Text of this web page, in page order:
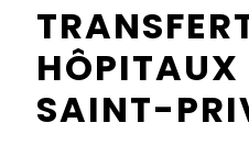
HÔPITAUX
SAINT-